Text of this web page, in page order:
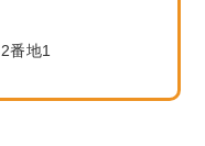
番地1